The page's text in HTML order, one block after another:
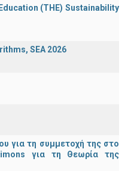
(ΤΗΕ) Sustainability
SEA 2026
για τη συμμετοχή της στο
για τη Θεωρία της